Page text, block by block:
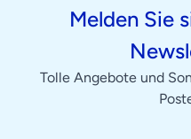
Melden Sie
Tolle Angebote und